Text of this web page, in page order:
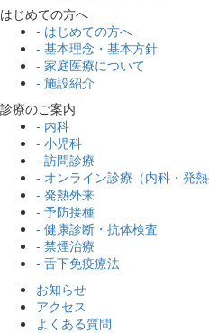
はじめての方へ
- はじめての方へ
- 基本理念・基本方針
- 家庭医療について
- 施設紹介
診療のご案内
- 内科
- 小児科
- 訪問診療
- オンライン診療（内科・発熱
- 発熱外来
- 予防接種
- 健康診断・抗体検査
- 禁煙治療
- 舌下免疫療法
お知らせ
アクセス
よくある質問